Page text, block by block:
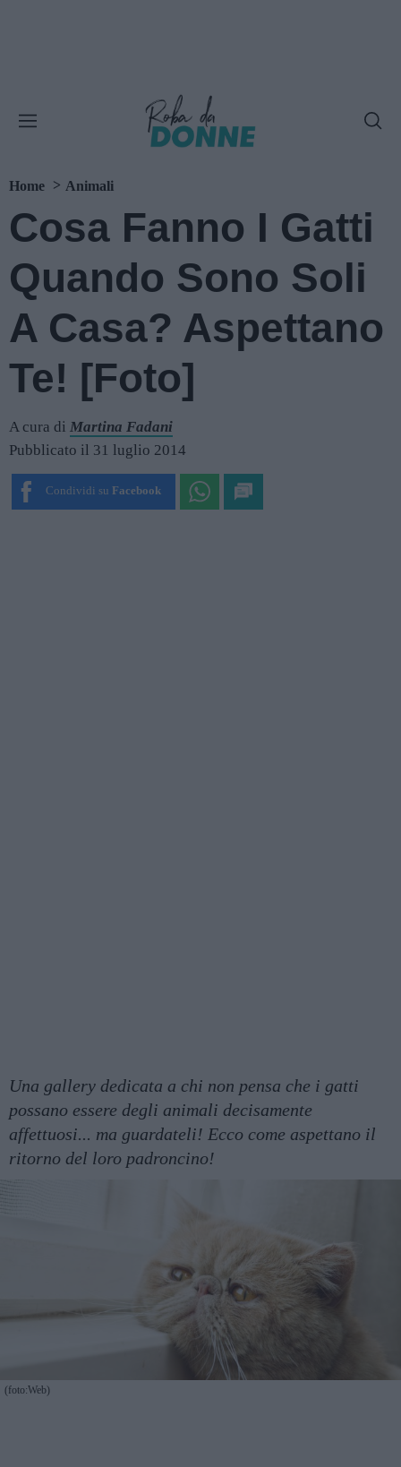
Home Animali
Cosa Fanno I Gatti
Quando Sono Soli
A Casa? Aspettano
Te! [Foto]
A cura di Martina Fadani
Pubblicato il 31 luglio 2014
Condividi su Facebook
Una gallery dedicata a chi non pensa che i gatti
possano essere degli animali decisamente
affettuosi... ma guardateli! Ecco come aspettano il
ritorno del loro padroncino!
(foto:Web)